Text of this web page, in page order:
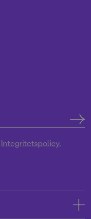
Integritetspolicy.